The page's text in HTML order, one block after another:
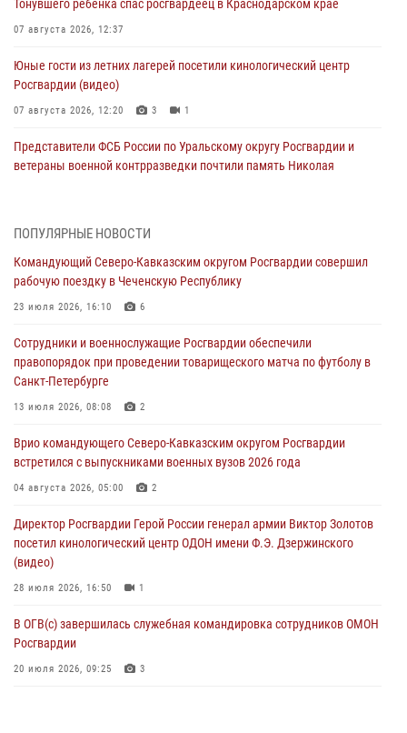
Тонувшего ребенка спас росгвардеец в Краснодарском крае
07 августа 2026, 12:37
Юные гости из летних лагерей посетили кинологический центр
Росгвардии (видео)
07 августа 2026, 12:20 3 1
Представители ФСБ России по Уральскому округу Росгвардии и
ветераны военной контрразведки почтили память Николая
выпуска «Легенды армии с Александром Маршалом»
07 августа 2026, 12:00
Смольного собора в Санкт-Петербурге (видео)
07 августа 2026, 11:34 3
В Курске росгвардейцы провели занятие по основам
07 августа 2026, 11:33
Рэпер ST посетил раненых росгвардейцев в Главном военном
07 августа 2026, 11:18
ПОПУЛЯРНЫЕ НОВОСТИ
Командующий Северо-Кавказским округом Росгвардии совершил
рабочую поездку в Чеченскую Республику
23 июля 2026, 16:10 6
Сотрудники и военнослужащие Росгвардии обеспечили
правопорядок при проведении товарищеского матча по футболу в
Санкт-Петербурге
13 июля 2026, 08:08 2
Врио командующего Северо-Кавказским округом Росгвардии
встретился с выпускниками военных вузов 2026 года
04 августа 2026, 05:00 2
Директор Росгвардии Герой России генерал армии Виктор Золотов
посетил кинологический центр ОДОН имени Ф.Э. Дзержинского
(видео)
28 июля 2026, 16:50 1
В ОГВ(с) завершилась служебная командировка сотрудников ОМОН
Росгвардии
20 июля 2026, 09:25 3